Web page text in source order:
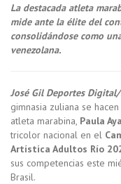
La destacada atleta
mide ante la élite del
consolidándose como
venezolana.
José Gil Deportes
gimnasia zuliana se
atleta marabina, Paula
tricolor nacional en el
Artística Adultos Río
sus competencias este
Brasil.